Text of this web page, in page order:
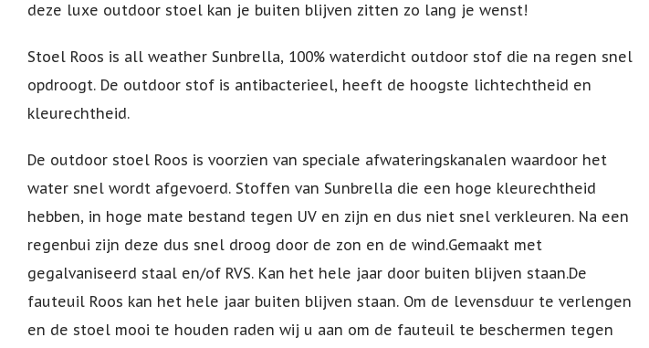
deze luxe outdoor stoel kan je buiten blijven zitten zo lang je wenst!
Stoel Roos is all weather Sunbrella, 100% waterdicht outdoor stof die na regen snel
opdroogt. De outdoor stof is antibacterieel, heeft de hoogste lichtechtheid en
kleurechtheid.
De outdoor stoel Roos is voorzien van speciale afwateringskanalen waardoor het
water snel wordt afgevoerd. Stoffen van Sunbrella die een hoge kleurechtheid
hebben, in hoge mate bestand tegen UV en zijn en dus niet snel verkleuren. Na een
regenbui zijn deze dus snel droog door de zon en de wind.Gemaakt met
gegalvaniseerd staal en/of RVS. Kan het hele jaar door buiten blijven staan.De
fauteuil Roos kan het hele jaar buiten blijven staan. Om de levensduur te verlengen
en de stoel mooi te houden raden wij u aan om de fauteuil te beschermen tegen